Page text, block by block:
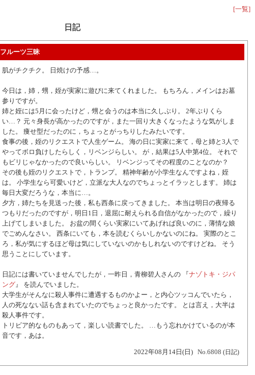
[一覧]
日記
フルーツ三昧
肌がチクチク。 日焼けの予感…。
今日は，姉，甥，姪が実家に遊びに来てくれました。 もちろん，メインはお墓
参りですが。
姉と姪には5月に会ったけど，甥と会うのは本当に久しぶり。 2年ぶりくら
い…？ 元々身長が高かったのですが，また一回り大きくなったような気がしま
した。 痩せ型だったのに，ちょっとがっちりしたみたいです。
食事の後，姪のリクエストで人生ゲーム。 海の日に実家に来て，母と姉と3人で
やってボロ負けしたらしく，リベンジらしい。 が，結果は5人中第4位。 それで
もビリじゃなかったので良いらしい。 リベンジってその程度のことなのか？
その後も姪のリクエストで，トランプ。 精神年齢が小学生なんですよね，姪
は。 小学生なら可愛いけど，立派な大人なのでちょっとイラッとします。 姉は
毎日大変だろうな，本当に…。
夕方，姉たちを見送った後，私も西条に戻ってきました。 本当は明日の夜帰る
つもりだったのですが，明日1日，退屈に耐えられる自信がなかったので，繰り
上げてしまいました。 お盆の間くらい実家にいてあげれば良いのに，薄情な娘
でごめんなさい。 西条にいても，本を読むくらいしかないのにね。 実際のとこ
ろ，私が気にするほど母は気にしていないのかもしれないのですけどね。 そう
思うことにしています。
日記には書いていませんでしたが，一昨日，青柳碧人さんの 『ナゾトキ・ジパ
ング』 を読んでいました。
大学生がそんなに殺人事件に遭遇するものかよー，と内心ツッコんでいたら，
人の死なない話も含まれていたのでちょっと良かったです。 とは言え，大半は
殺人事件です。
トリビア的なものもあって，楽しい読書でした。 …もう忘れかけているのが本
音です，あは。
2022年08月14日(日) No.6808 (日記)